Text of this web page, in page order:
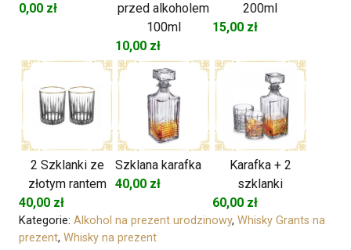
0,00 zł
przed alkoholem
100ml
10,00 zł
200ml
15,00 zł
2 Szklanki ze
złotym rantem
40,00 zł
Szklana karafka
40,00 zł
Karafka + 2
szklanki
60,00 zł
Kategorie: Alkohol na prezent urodzinowy, Whisky Grants na
prezent, Whisky na prezent